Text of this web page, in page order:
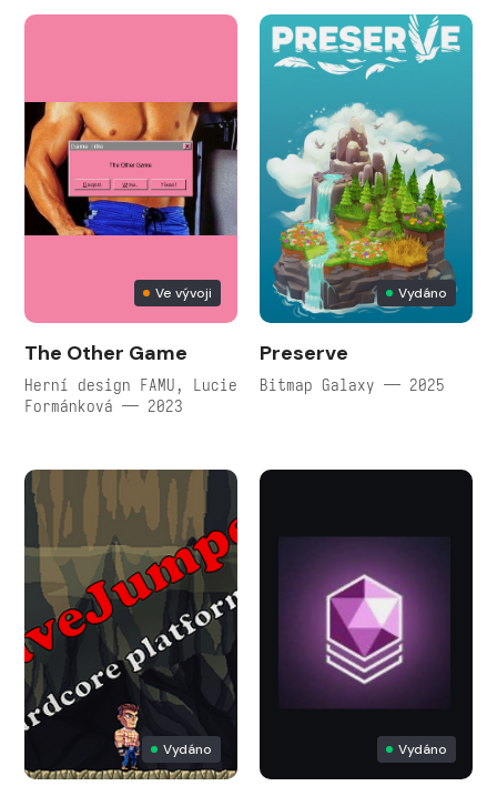
Ve vývoji
The Other Game
Herní design FAMU, Lucie
Formánková — 2023
Vydáno
Preserve
Bitmap Galaxy — 2025
Vydáno Vydáno